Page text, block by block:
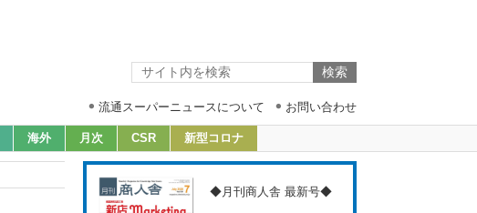
流通スーパーニュースについて お問い合わせ
海外 月次 CSR 新型コロナ
◆月刊商人舎 最新号◆